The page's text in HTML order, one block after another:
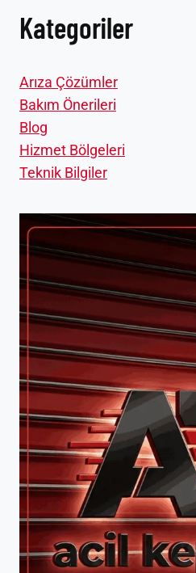
Kategoriler
Arıza Çözümler
Bakım Önerileri
Blog
Hizmet Bölgeleri
Teknik Bilgiler